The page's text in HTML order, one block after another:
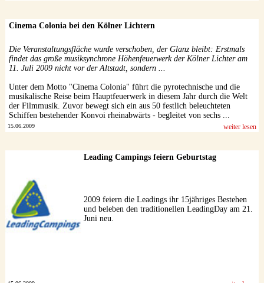
Cinema Colonia bei den Kölner Lichtern
Die Veranstaltungsfläche wurde verschoben, der Glanz bleibt: Erstmals
findet das große musiksynchrone Höhenfeuerwerk der Kölner Lichter am
11. Juli 2009 nicht vor der Altstadt, sondern ...
Unter dem Motto "Cinema Colonia" führt die pyrotechnische und die
musikalische Reise beim Hauptfeuerwerk in diesem Jahr durch die Welt
der Filmmusik. Zuvor bewegt sich ein aus 50 festlich beleuchteten
Schiffen bestehender Konvoi rheinabwärts - begleitet von sechs ...
15.06.2009 weiter lesen
Leading Campings feiern Geburtstag
2009 feiern die Leadings ihr 15jähriges Bestehen
und beleben den traditionellen LeadingDay am 21.
Juni neu.